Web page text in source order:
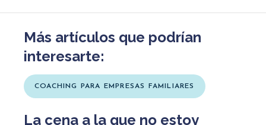
Más artículos que podrían
interesarte:
COACHING PARA EMPRESAS FAMILIARES
La cena a la que no estoy